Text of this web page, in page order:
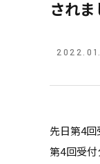
されま
先日第4
第4回受